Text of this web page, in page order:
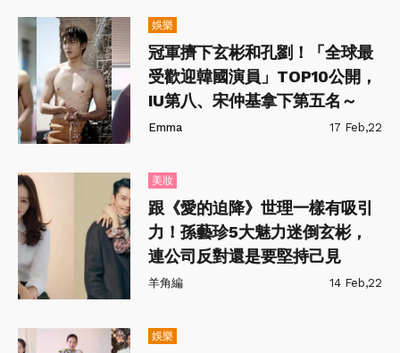
娛樂
冠軍擠下玄彬和孔劉！「全球最
受歡迎韓國演員」TOP10公開，
IU第八、宋仲基拿下第五名～
Emma 17 Feb,22
美妝
跟《愛的迫降》世理一樣有吸引
力！孫藝珍5大魅力迷倒玄彬，
連公司反對還是要堅持己見
羊角編 14 Feb,22
娛樂